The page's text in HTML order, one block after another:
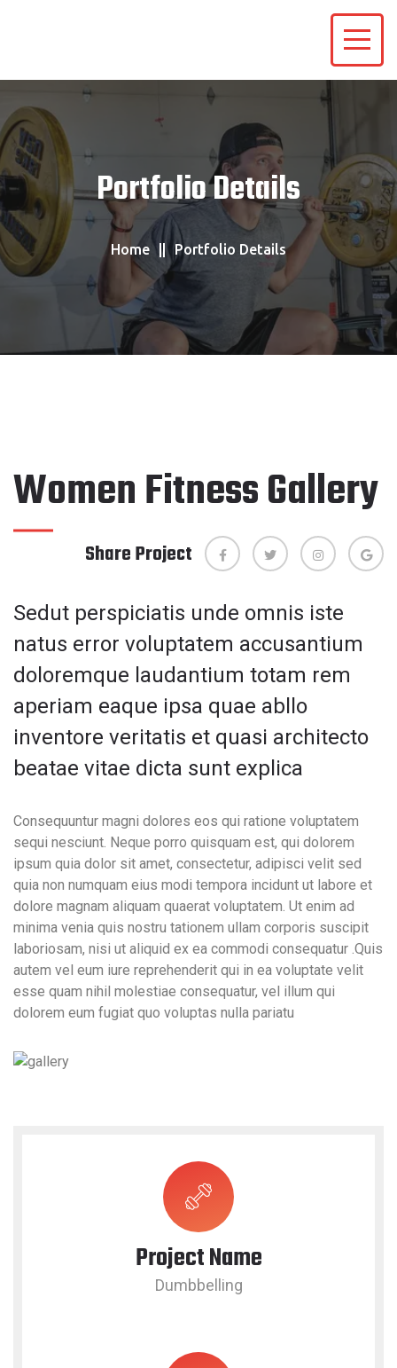
Portfolio Details
Home Portfolio Details
Women Fitness Gallery
Share Project
Sedut perspiciatis unde omnis iste
natus error voluptatem accusantium
doloremque laudantium totam rem
aperiam eaque ipsa quae abllo
inventore veritatis et quasi architecto
beatae vitae dicta sunt explica
Consequuntur magni dolores eos qui ratione voluptatem
sequi nesciunt. Neque porro quisquam est, qui dolorem
ipsum quia dolor sit amet, consectetur, adipisci velit sed
quia non numquam eius modi tempora incidunt ut labore et
dolore magnam aliquam quaerat voluptatem. Ut enim ad
minima venia quis nostru tationem ullam corporis suscipit
laboriosam, nisi ut aliquid ex ea commodi consequatur .Quis
autem vel eum iure reprehenderit qui in ea voluptate velit
esse quam nihil molestiae consequatur, vel illum qui
dolorem eum fugiat quo voluptas nulla pariatu
Project Name
Dumbbelling